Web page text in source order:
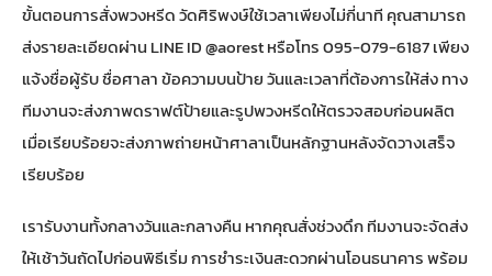
ขั้นตอนการสั่งพวงหรีด วัดศิริพงษ์ใช้เวลาเพียงไม่กี่นาที คุณสามารถ
ส่งรายละเอียดผ่าน LINE ID @aorest หรือโทร 095-079-6187 เพียง
แจ้งชื่อผู้รับ ชื่อศาลา ข้อความบนป้าย วันและเวลาที่ต้องการให้ส่ง ทาง
ทีมงานจะส่งภาพดราฟต์ป้ายและรูปพวงหรีดให้ตรวจสอบก่อนผลิต
เมื่อเรียบร้อยจะส่งภาพถ่ายหน้าศาลาเป็นหลักฐานหลังจัดวางเสร็จ
เรียบร้อย
เรารับงานทั้งกลางวันและกลางคืน หากคุณสั่งช่วงดึก ทีมงานจะจัดส่ง
ให้เช้าวันถัดไปก่อนพิธีเริ่ม การชำระเงินสะดวกผ่านโอนธนาคาร พร้อม